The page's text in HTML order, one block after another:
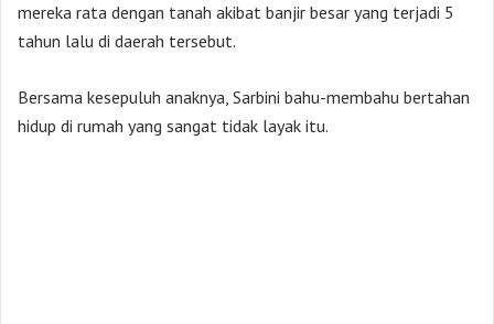
mereka rata dengan tanah akibat banjir besar yang terjadi 5
tahun lalu di daerah tersebut.
Bersama kesepuluh anaknya, Sarbini bahu-membahu bertahan
hidup di rumah yang sangat tidak layak itu.